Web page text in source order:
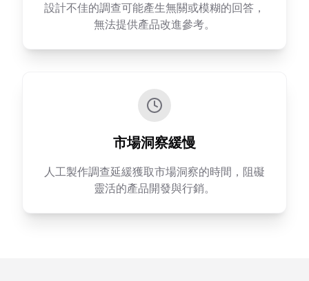
設計不佳的調查可能產生無關或模糊的回答，
無法提供產品改進參考。
市場洞察緩慢
人工製作調查延緩獲取市場洞察的時間，阻礙
靈活的產品開發與行銷。